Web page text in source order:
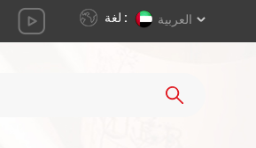
لغة : العربية